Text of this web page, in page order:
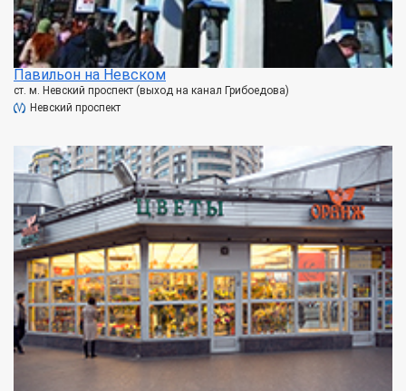
Павильон на Невском
ст. м. Невский проспект (выход на канал Грибоедова)
Невский проспект